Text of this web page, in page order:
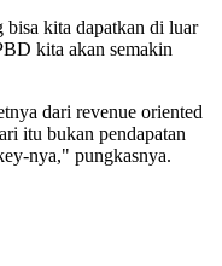
bisa kita dapatkan di luar
kita akan semakin
dari revenue oriented
itu bukan pendapatan
nya," pungkasnya.